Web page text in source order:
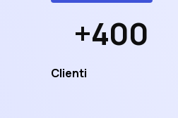
+400
Clienti